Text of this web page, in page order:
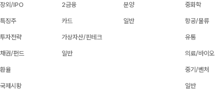
장외/IPO
특징주
투자전략
채권/펀드
환율
국제시황
2금융
카드
가상자산/핀테크
일반
분양
일반
중화학
항공/물류
유통
의료/바이오
중기/벤처
일반